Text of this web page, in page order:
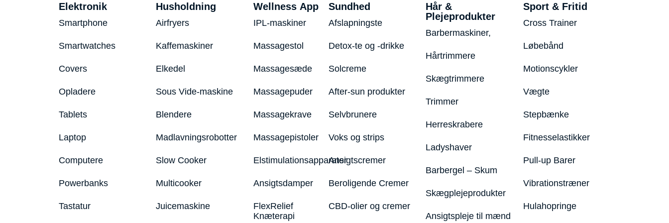
Elektronik
Smartphone
Smartwatches
Covers
Opladere
Tablets
Laptop
Computere
Powerbanks
Tastatur
Husholdning
Airfryers
Kaffemaskiner
Elkedel
Sous Vide-maskine
Blendere
Madlavningsrobotter
Slow Cooker
Multicooker
Juicemaskine
Wellness App
IPL-maskiner
Massagestol
Massagesæde
Massagepuder
Massagekrave
Massagepistoler
Elstimulationsapparater
Ansigtsdamper
FlexRelief
Knæterapi
Sundhed
Afslapningste
Detox-te og -drikke
Solcreme
After-sun produkter
Selvbrunere
Voks og strips
Ansigtscremer
Beroligende Cremer
CBD-olier og cremer
Hår &
Plejeprodukter
Barbermaskiner,
Hårtrimmere
Skægtrimmere
Trimmer
Herreskrabere
Ladyshaver
Barbergel – Skum
Skægplejeprodukter
Ansigtspleje til mænd
Sport & Fritid
Cross Trainer
Løbebånd
Motionscykler
Vægte
Stepbænke
Fitnesselastikker
Pull-up Barer
Vibrationstræner
Hulahopringe